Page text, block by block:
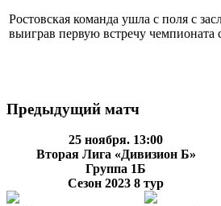
Ростовская команда ушла с поля с
выиграв первую встречу чемпионата
Предыдущий матч
25 ноября. 13:00
Вторая Лига «Дивизион Б»
Группа 1Б
Сезон 2023 8 тур